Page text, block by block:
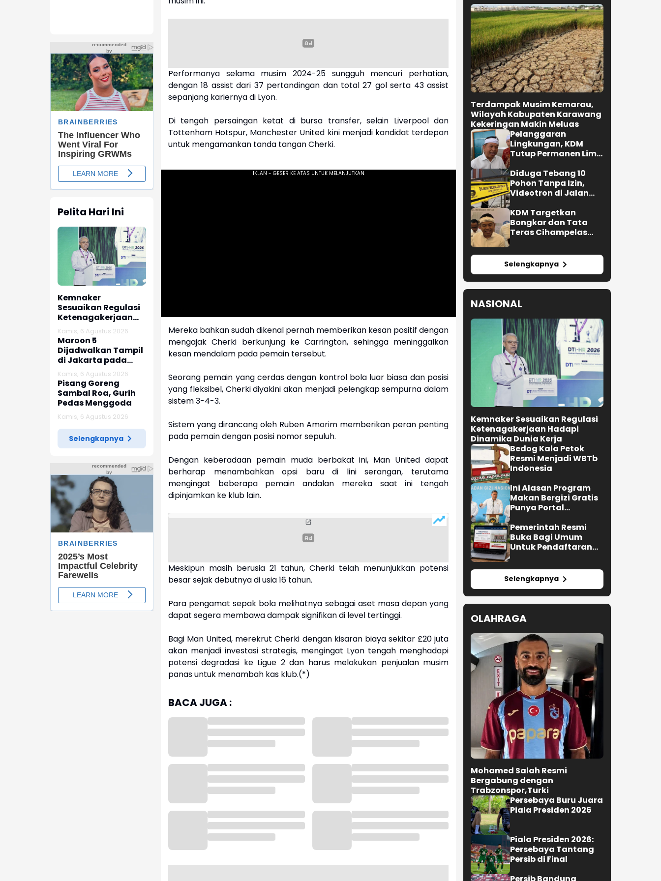
Pelita Hari Ini
Kemnaker
Sesuaikan Regulasi
Ketenagakerjaan
Hadapi Dinamika
Dunia Kerja
Kamis, 6 Agustus 2026
Maroon 5
Dijadwalkan Tampil
di Jakarta pada
Februari 2027
Kamis, 6 Agustus 2026
Pisang Goreng
Sambal Roa, Gurih
Pedas Menggoda
Kamis, 6 Agustus 2026
Selengkapnya
Performanya selama musim 2024-25 sungguh mencuri perhatian,
dengan 18 assist dari 37 pertandingan dan total 27 gol serta 43 assist
sepanjang kariernya di Lyon.
Di tengah persaingan ketat di bursa transfer, selain Liverpool dan
Tottenham Hotspur, Manchester United kini menjadi kandidat terdepan
untuk mengamankan tanda tangan Cherki.
Mereka bahkan sudah dikenal pernah memberikan kesan positif dengan
mengajak Cherki berkunjung ke Carrington, sehingga meninggalkan
kesan mendalam pada pemain tersebut.
Seorang pemain yang cerdas dengan kontrol bola luar biasa dan posisi
yang fleksibel, Cherki diyakini akan menjadi pelengkap sempurna dalam
sistem 3-4-3.
Sistem yang dirancang oleh Ruben Amorim memberikan peran penting
pada pemain dengan posisi nomor sepuluh.
Dengan keberadaan pemain muda berbakat ini, Man United dapat
berharap menambahkan opsi baru di lini serangan, terutama
mengingat beberapa pemain andalan mereka saat ini tengah
dipinjamkan ke klub lain.
Meskipun masih berusia 21 tahun, Cherki telah menunjukkan potensi
besar sejak debutnya di usia 16 tahun.
Para pengamat sepak bola melihatnya sebagai aset masa depan yang
dapat segera membawa dampak signifikan di level tertinggi.
Bagi Man United, merekrut Cherki dengan kisaran biaya sekitar £20 juta
akan menjadi investasi strategis, mengingat Lyon tengah menghadapi
potensi degradasi ke Ligue 2 dan harus melakukan penjualan musim
panas untuk menambah kas klub.(*)
BACA JUGA :
Terdampak Musim Kemarau,
Wilayah Kabupaten Karawang
Kekeringan Makin Meluas
Pelanggaran
Lingkungan, KDM
Tutup Permanen Lima
di Cipatat
Diduga Tebang 10
Pohon Tanpa Izin,
Videotron di Jalan
Bandung Disegel
KDM Targetkan
Bongkar dan Tata
Teras Cihampelas
Selengkapnya
NASIONAL
Kemnaker Sesuaikan Regulasi
Ketenagakerjaan Hadapi
Dinamika Dunia Kerja
Bedog Kala Petok
Resmi Menjadi WBTb
Indonesia
Ini Alasan Program
Makan Bergizi Gratis
Punya Portal
SPPG
Pemerintah Resmi
Buka Bagi Umum
Untuk Pendaftaran
Selengkapnya
OLAHRAGA
Mohamed Salah Resmi
Bergabung dengan
Trabzonspor,Turki
Persebaya Buru Juara
Piala Presiden 2026
Piala Presiden 2026:
Persebaya Tantang
Persib di Final
Persib Bandung